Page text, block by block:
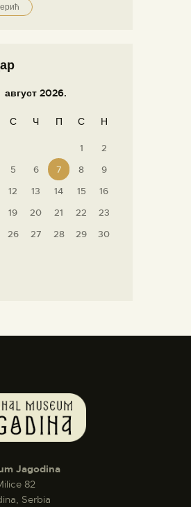
август 2026.
С Ч П С Н
1
2
5 6 7 8
9
12 13 14 15
16
19 20 21 22
23
26 27 28 29
30
Jagodina
82
Serbia